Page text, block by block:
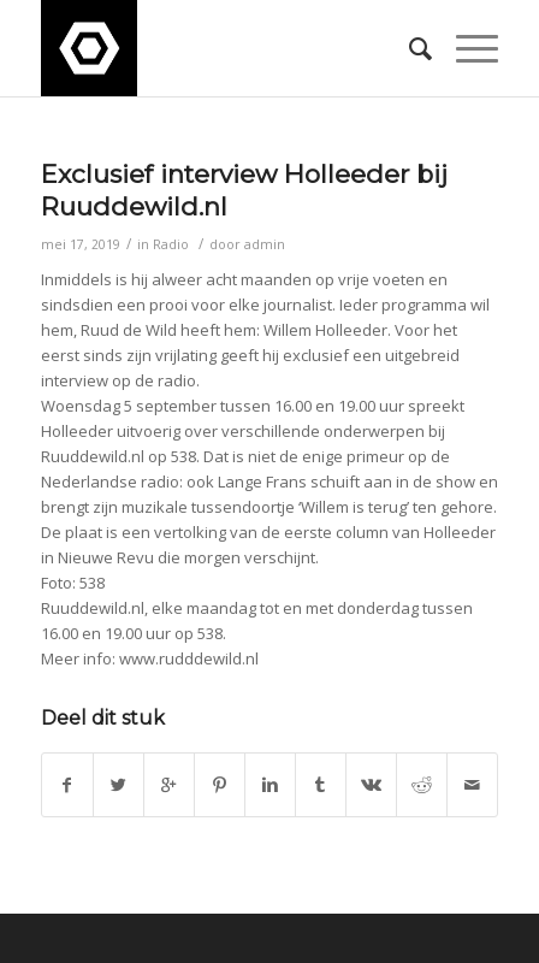
Exclusief interview Holleeder bij
Ruuddewild.nl
mei 17, 2019 / in Radio / door admin
Inmiddels is hij alweer acht maanden op vrije voeten en
sindsdien een prooi voor elke journalist. Ieder programma wil
hem, Ruud de Wild heeft hem: Willem Holleeder. Voor het
eerst sinds zijn vrijlating geeft hij exclusief een uitgebreid
interview op de radio.
Woensdag 5 september tussen 16.00 en 19.00 uur spreekt
Holleeder uitvoerig over verschillende onderwerpen bij
Ruuddewild.nl op 538. Dat is niet de enige primeur op de
Nederlandse radio: ook Lange Frans schuift aan in de show en
brengt zijn muzikale tussendoortje ‘Willem is terug’ ten gehore.
De plaat is een vertolking van de eerste column van Holleeder
in Nieuwe Revu die morgen verschijnt.
Foto: 538
Ruuddewild.nl, elke maandag tot en met donderdag tussen
16.00 en 19.00 uur op 538.
Meer info: www.rudddewild.nl
Deel dit stuk